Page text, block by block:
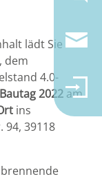
lädt Sie
dem
4.0-
Bautag 2022 am
ins
94, 39118